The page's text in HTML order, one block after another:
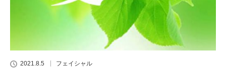
2021.8.5 フェイシャル